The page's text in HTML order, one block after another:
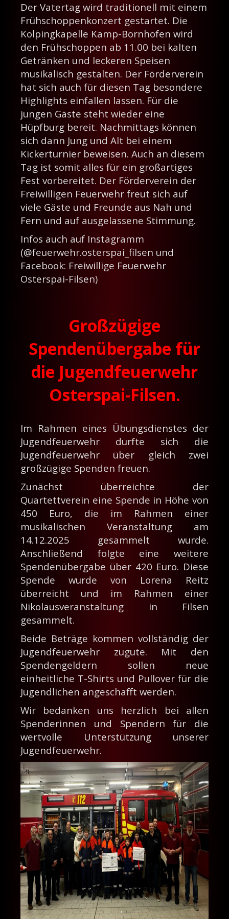
Der Vatertag wird traditionell mit einem
Frühschoppenkonzert gestartet. Die
Kolpingkapelle Kamp-Bornhofen wird
den Frühschoppen ab 11.00 bei kalten
Getränken und leckeren Speisen
musikalisch gestalten. Der Förderverein
hat sich auch für diesen Tag besondere
Highlights einfallen lassen. Für die
jungen Gäste steht wieder eine
Hüpfburg bereit. Nachmittags können
sich dann Jung und Alt bei einem
Kickerturnier beweisen. Auch an diesem
Tag ist somit alles für ein großartiges
Fest vorbereitet. Der Förderverein der
Freiwilligen Feuerwehr freut sich auf
viele Gäste und Freunde aus Nah und
Fern und auf ausgelassene Stimmung.
Infos auch auf Instagramm
(@feuerwehr.osterspai_filsen und
Facebook: Freiwillige Feuerwehr
Osterspai-Filsen)
Großzügige
Spendenübergabe für
die Jugendfeuerwehr
Osterspai-Filsen.
Im Rahmen eines Übungsdienstes der
Jugendfeuerwehr durfte sich die
Jugendfeuerwehr über gleich zwei
großzügige Spenden freuen.
Zunächst überreichte der
Quartettverein eine Spende in Höhe von
450 Euro, die im Rahmen einer
musikalischen Veranstaltung am
14.12.2025 gesammelt wurde.
Anschließend folgte eine weitere
Spendenübergabe über 420 Euro. Diese
Spende wurde von Lorena Reitz
überreicht und im Rahmen einer
Nikolausveranstaltung in Filsen
gesammelt.
Beide Beträge kommen vollständig der
Jugendfeuerwehr zugute. Mit den
Spendengeldern sollen neue
einheitliche T-Shirts und Pullover für die
Jugendlichen angeschafft werden.
Wir bedanken uns herzlich bei allen
Spenderinnen und Spendern für die
wertvolle Unterstützung unserer
Jugendfeuerwehr.